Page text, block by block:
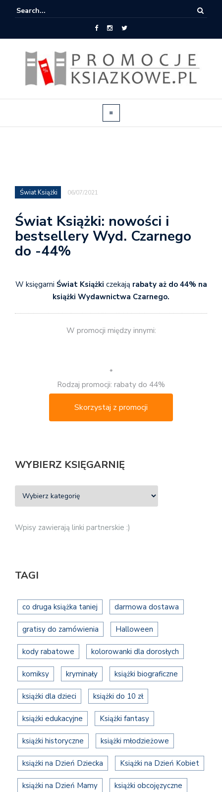
Świat Książki 06/07/2021
Świat Książki: nowości i
bestsellery Wyd. Czarnego
do -44%
W księgarni Świat Książki czekają rabaty aż do 44% na
książki Wydawnictwa Czarnego.
W promocji między innymi:
*
Rodzaj promocji: rabaty do 44%
Skorzystaj z promocji
WYBIERZ KSIĘGARNIĘ
Wpisy zawierają linki partnerskie :)
TAGI
co druga książka taniej darmowa dostawa
gratisy do zamówienia Halloween
kody rabatowe kolorowanki dla dorosłych
komiksy kryminały książki biograficzne
książki dla dzieci książki do 10 zł
książki edukacyjne Książki fantasy
książki historyczne książki młodzieżowe
książki na Dzień Dziecka Książki na Dzień Kobiet
książki na Dzień Mamy książki obcojęzyczne